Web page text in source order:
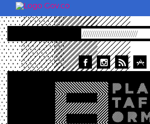
Skip to main content